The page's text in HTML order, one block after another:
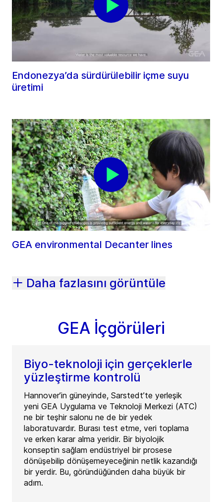
Endonezya’da sürdürülebilir içme suyu
üretimi
GEA environmental Decanter lines
Daha fazlasını görüntüle
GEA İçgörüleri
Biyo-teknoloji için gerçeklerle
yüzleştirme kontrolü
Hannover’in güneyinde, Sarstedt’te yerleşik
yeni GEA Uygulama ve Teknoloji Merkezi (ATC)
ne bir teşhir salonu ne de bir yedek
laboratuvardır. Burası test etme, veri toplama
ve erken karar alma yeridir. Bir biyolojik
konseptin sağlam endüstriyel bir prosese
dönüşebilip dönüşemeyeceğinin netlik kazandığı
bir yerdir. Bu, göründüğünden daha büyük bir
adım.